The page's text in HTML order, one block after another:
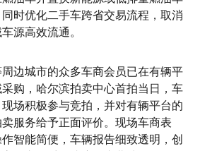
时优化二手车跨省交易流程，取消
源高效流通。
边城市的众多车商会员已在有辆平
购，哈尔滨拍卖中心首拍当日，车
场积极参与竞拍，并对有辆平台的
服务给予正面评价。现场车商表
智能简便，车辆报告细致透明，创